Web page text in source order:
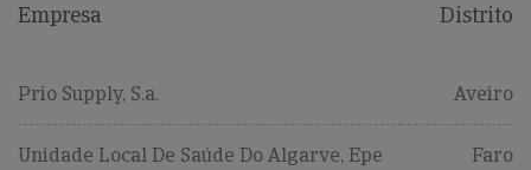
Empresa Distrito
Prio Supply, S.a. Aveiro
Unidade Local De Saúde Do Algarve, Epe Faro